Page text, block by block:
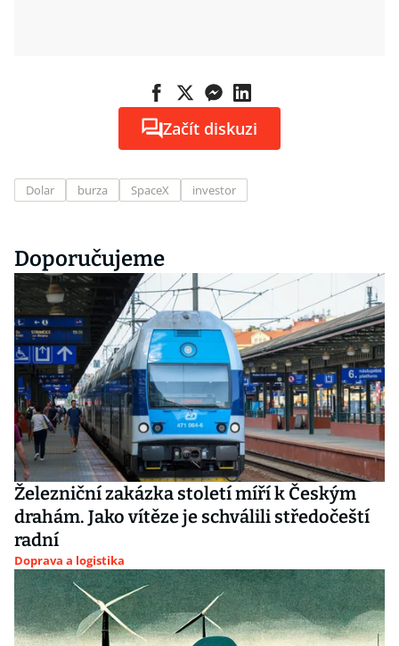
Začít diskuzi
Dolar burza SpaceX investor
Doporučujeme
Železniční zakázka století míří k Českým
drahám. Jako vítěze je schválili středočeští
radní
Doprava a logistika